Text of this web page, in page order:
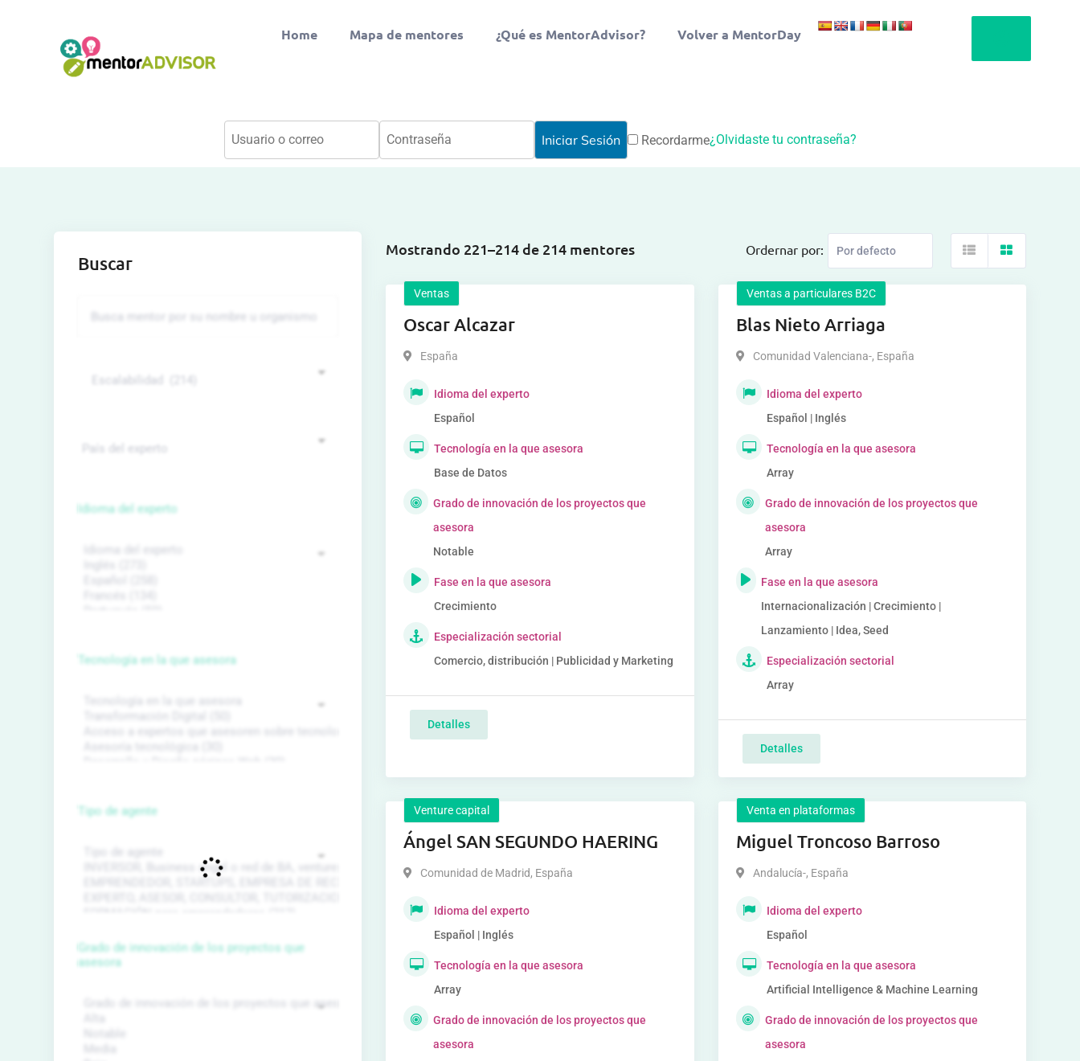
Home Mapa de mentores ¿Qué es MentorAdvisor? Volver a MentorDay
Recordarme¿Olvidaste tu contraseña?
Mostrando 221–214 de 214 mentores Ordernar por:
Ventas
Oscar Alcazar
España
Idioma del experto
Español
Tecnología en la que asesora
Base de Datos
Grado de innovación de los proyectos que
asesora
Notable
Fase en la que asesora
Crecimiento
Especialización sectorial
Comercio, distribución | Publicidad y Marketing
Detalles
Ventas a particulares B2C
Blas Nieto Arriaga
Comunidad Valenciana-, España
Idioma del experto
Español | Inglés
Tecnología en la que asesora
Array
Grado de innovación de los proyectos que
asesora
Array
Fase en la que asesora
Internacionalización | Crecimiento |
Lanzamiento | Idea, Seed
Especialización sectorial
Array
Detalles
Venture capital
Ángel SAN SEGUNDO HAERING
Comunidad de Madrid, España
Idioma del experto
Español | Inglés
Tecnología en la que asesora
Array
Grado de innovación de los proyectos que
asesora
Venta en plataformas
Miguel Troncoso Barroso
Andalucía-, España
Idioma del experto
Español
Tecnología en la que asesora
Artificial Intelligence & Machine Learning
Grado de innovación de los proyectos que
asesora
Buscar
Idioma del experto
Tecnología en la que asesora
Tipo de agente
Grado de innovación de los proyectos que
asesora